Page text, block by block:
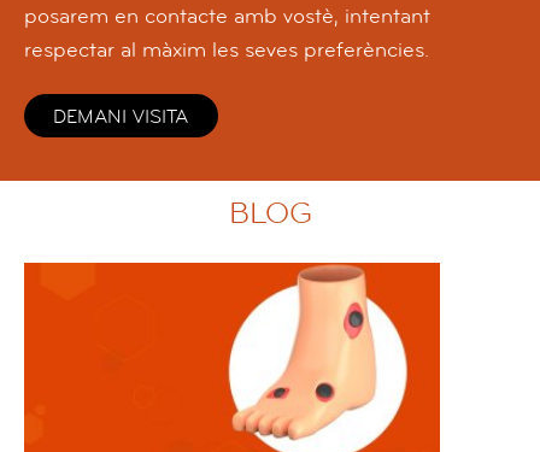
posarem en contacte amb vostè, intentant
respectar al màxim les seves preferències.
DEMANI VISITA
BLOG